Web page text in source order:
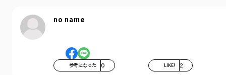
no name
参考になった 0 LIKE! 2